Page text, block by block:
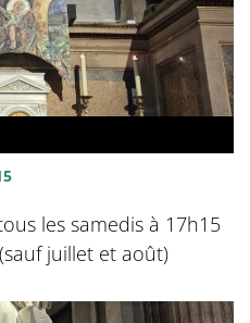
les samedis à 17h15
juillet et août)